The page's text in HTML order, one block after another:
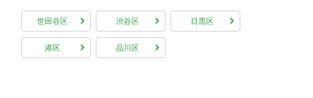
世田谷区 渋谷区 目黒区
港区 品川区